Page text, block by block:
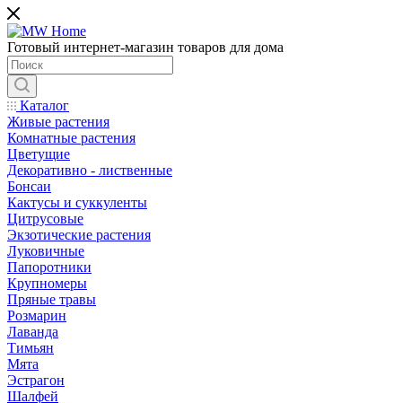
Готовый интернет-магазин товаров для дома
Каталог
Живые растения
Комнатные растения
Цветущие
Декоративно - лиственные
Бонсаи
Кактусы и суккуленты
Цитрусовые
Экзотические растения
Луковичные
Папоротники
Крупномеры
Пряные травы
Розмарин
Лаванда
Тимьян
Мята
Эстрагон
Шалфей